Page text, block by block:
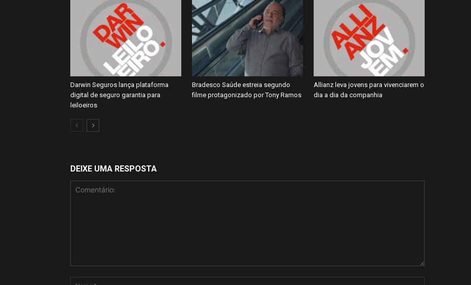
Darwin Seguros lança plataforma
digital de seguro garantia para
leiloeiros
Bradesco Saúde estreia segundo
filme protagonizado por Tony Ramos
Allianz leva jovens para vivenciarem o
dia a dia da companhia
DEIXE UMA RESPOSTA